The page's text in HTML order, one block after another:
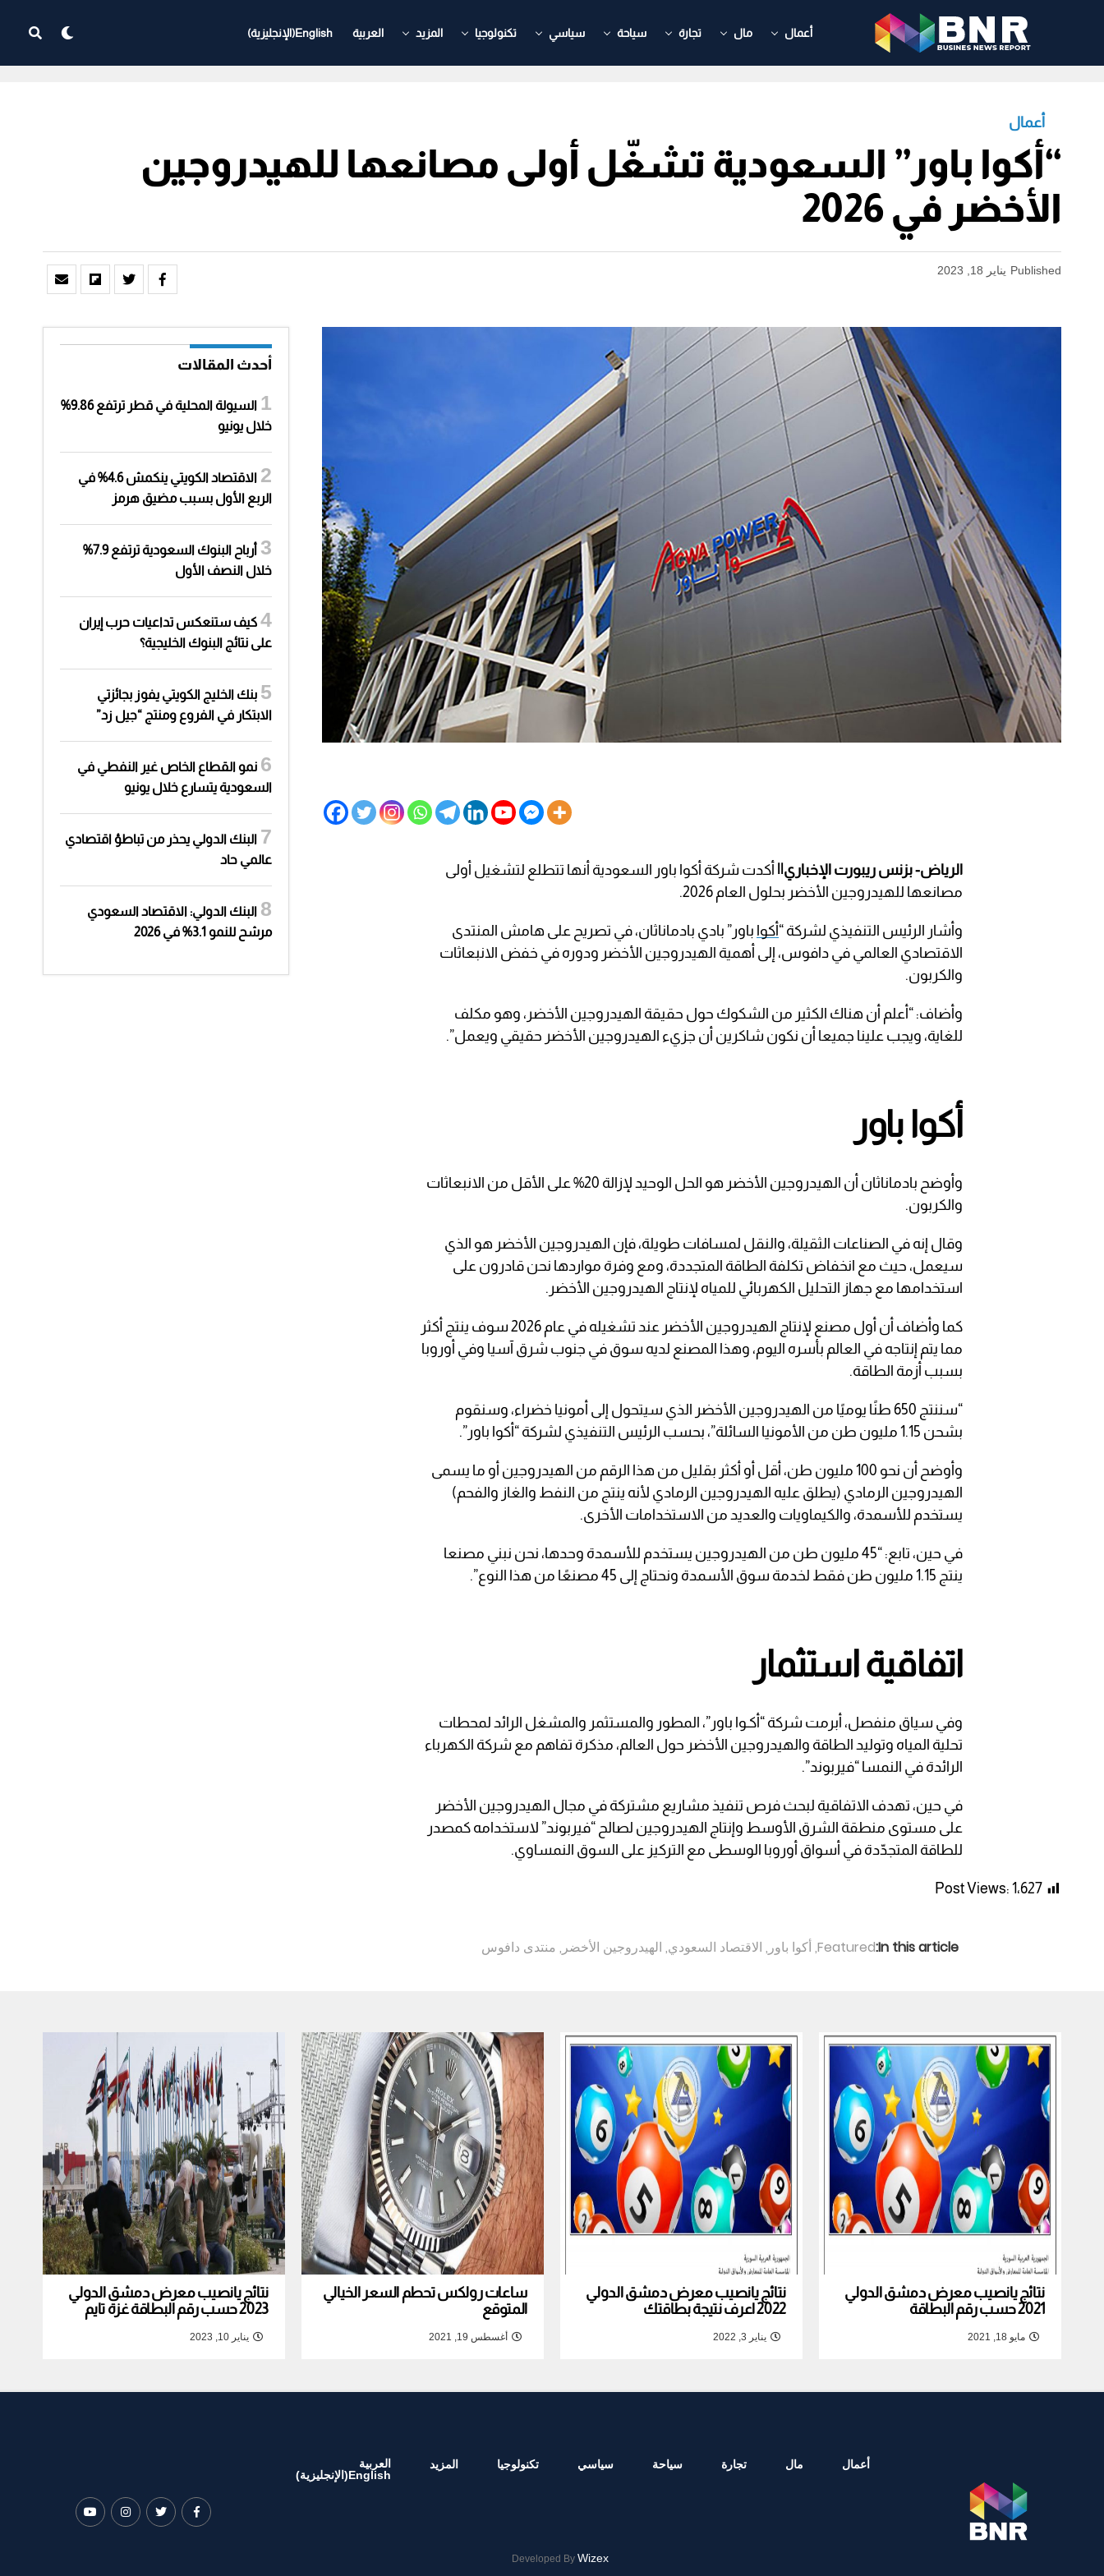
أعمال مال تجارة سياحة سياسي تكنولوجيا المزيد العربية English
(الإنجليزية)
أعمال
“أكوا باور” السعودية تشغّل أولى مصانعها للهيدروجين
الأخضر في 2026
Published يناير 18, 2023
الرياض- بزنس ريبورت الإخباري|| أكدت شركة أكوا باور السعودية أنها تتطلع لتشغيل أولى
مصانعها للهيدروجين الأخضر بحلول العام 2026.
وأشار الرئيس التنفيذي لشركة “أكوا باور” بادي بادماناثان، في تصريح على هامش المنتدى
الاقتصادي العالمي في دافوس، إلى أهمية الهيدروجين الأخضر ودوره في خفض الانبعاثات
والكربون.
وأضاف: “أعلم أن هناك الكثير من الشكوك حول حقيقة الهيدروجين الأخضر، وهو مكلف
للغاية، ويجب علينا جميعا أن نكون شاكرين أن جزيء الهيدروجين الأخضر حقيقي ويعمل”.
أكوا باور
وأوضح بادماناثان أن الهيدروجين الأخضر هو الحل الوحيد لإزالة 20% على الأقل من الانبعاثات
والكربون.
وقال إنه في الصناعات الثقيلة، والنقل لمسافات طويلة، فإن الهيدروجين الأخضر هو الذي
سيعمل، حيث مع انخفاض تكلفة الطاقة المتجددة، ومع وفرة مواردها نحن قادرون على
استخدامها مع جهاز التحليل الكهربائي للمياه لإنتاج الهيدروجين الأخضر.
كما وأضاف أن أول مصنع لإنتاج الهيدروجين الأخضر عند تشغيله في عام 2026 سوف ينتج أكثر
مما يتم إنتاجه في العالم بأسره اليوم، وهذا المصنع لديه سوق في جنوب شرق آسيا وفي أوروبا
بسبب أزمة الطاقة.
“سننتج 650 طنًا يوميًا من الهيدروجين الأخضر الذي سيتحول إلى أمونيا خضراء، وسنقوم
بشحن 1.15 مليون طن من الأمونيا السائلة”، بحسب الرئيس التنفيذي لشركة “أكوا باور”.
وأوضح أن نحو 100 مليون طن، أقل أو أكثر بقليل من هذا الرقم من الهيدروجين أو ما يسمى
الهيدروجين الرمادي (يطلق عليه الهيدروجين الرمادي لأنه ينتج من النفط والغاز والفحم)
يستخدم للأسمدة، والكيماويات والعديد من الاستخدامات الأخرى.
في حين، تابع: “45 مليون طن من الهيدروجين يستخدم للأسمدة وحدها، نحن نبني مصنعا
ينتج 1.15 مليون طن فقط لخدمة سوق الأسمدة ونحتاج إلى 45 مصنعًا من هذا النوع”.
اتفاقية استثمار
وفي سياق منفصل، أبرمت شركة “أكـوا باور”، المطور والمستثمر والمشغل الرائد لمحطات
تحلية المياه وتوليد الطاقة والهيدروجين الأخضر حول العالم، مذكرة تفاهم مع شركة الكهرباء
الرائدة في النمسا “فيربوند”.
في حين، تهدف الاتفاقية لبحث فرص تنفيذ مشاريع مشتركة في مجال الهيدروجين الأخضر
على مستوى منطقة الشرق الأوسط وإنتاج الهيدروجين لصالح “فيربوند” لاستخدامه كمصدر
للطاقة المتجدّدة في أسواق أوروبا الوسطى مع التركيز على السوق النمساوي.
Post Views: 1٬627
In this article:
Featured
,أكوا باور , الاقتصاد السعودي, الهيدروجين الأخضر , منتدى دافوس
أحدث المقالات
السيولة المحلية في قطر ترتفع 9.86%
خلال يونيو
الاقتصاد الكويتي ينكمش 4.6% في
الربع الأول بسبب مضيق هرمز
أرباح البنوك السعودية ترتفع 7.9%
خلال النصف الأول
كيف ستنعكس تداعيات حرب إيران
على نتائج البنوك الخليجية؟
بنك الخليج الكويتي يفوز بجائزتي
الابتكار في الفروع ومنتج “جيل زد”
نمو القطاع الخاص غير النفطي في
السعودية يتسارع خلال يونيو
البنك الدولي يحذر من تباطؤ اقتصادي
عالمي حاد
البنك الدولي: الاقتصاد السعودي
مرشح للنمو 3.1% في 2026
نتائج يانصيب معرض دمشق الدولي
2021 حسب رقم البطاقة
مايو 18, 2021
نتائج يانصيب معرض دمشق الدولي
2022 اعرف نتيجة بطاقتك
يناير 3, 2022
ساعات رولكس تحطم السعر الخيالي
المتوقع
أغسطس 19, 2021
نتائج يانصيب معرض دمشق الدولي
2023 حسب رقم البطاقة غزة تايم
يناير 10, 2023
أعمال مال تجارة سياحة سياسي تكنولوجيا المزيد
العربية
English
( الإنجليزية)
Developed By Wizex